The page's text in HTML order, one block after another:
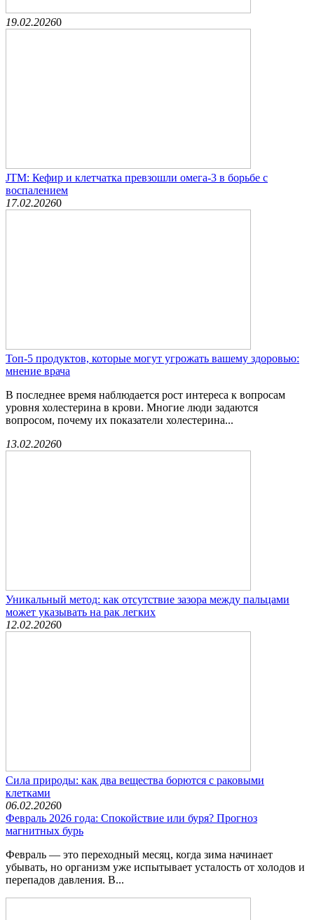
19.02.20260
JTM: Кефир и клетчатка превзошли омега-3 в борьбе с
воспалением
17.02.20260
Топ-5 продуктов, которые могут угрожать вашему здоровью:
мнение врача
В последнее время наблюдается рост интереса к вопросам
уровня холестерина в крови. Многие люди задаются
вопросом, почему их показатели холестерина...
13.02.20260
Уникальный метод: как отсутствие зазора между пальцами
может указывать на рак легких
12.02.20260
Сила природы: как два вещества борются с раковыми
клетками
06.02.20260
Февраль 2026 года: Спокойствие или буря? Прогноз
магнитных бурь
Февраль — это переходный месяц, когда зима начинает
убывать, но организм уже испытывает усталость от холодов и
перепадов давления. В...